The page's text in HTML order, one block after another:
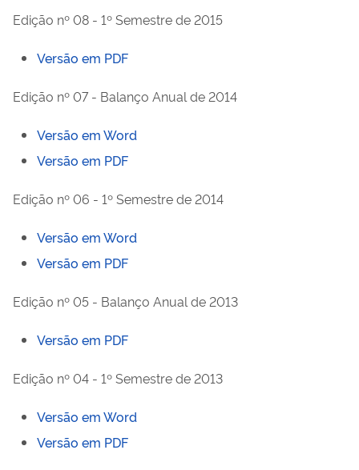
Edição nº 08 - 1º Semestre de 2015
Versão em PDF
Edição nº 07 - Balanço Anual de 2014
Versão em Word
Versão em PDF
Edição nº 06 - 1º Semestre de 2014
Versão em Word
Versão em PDF
Edição nº 05 - Balanço Anual de 2013
Versão em PDF
Edição nº 04 - 1º Semestre de 2013
Versão em Word
Versão em PDF